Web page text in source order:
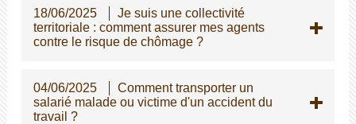
18/06/2025
Je suis une collectivité
territoriale : comment assurer mes agents
contre le risque de chômage ?
04/06/2025
Comment transporter un
salarié malade ou victime d'un accident du
travail ?